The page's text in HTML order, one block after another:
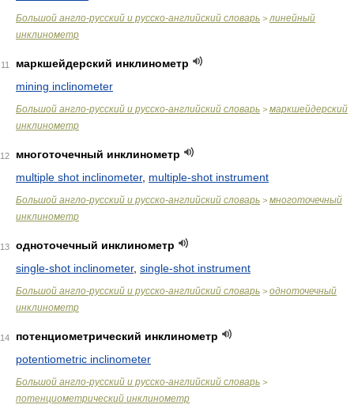
Большой англо-русский и русско-английский словарь > линейный
инклинометр
11
маркшейдерский инклинометр
mining inclinometer
Большой англо-русский и русско-английский словарь > маркшейдерский
инклинометр
12
многоточечный инклинометр
multiple shot inclinometer, multiple-shot instrument
Большой англо-русский и русско-английский словарь > многоточечный
инклинометр
13
одноточечный инклинометр
single-shot inclinometer, single-shot instrument
Большой англо-русский и русско-английский словарь > одноточечный
инклинометр
14
потенциометрический инклинометр
potentiometric inclinometer
Большой англо-русский и русско-английский словарь >
потенциометрический инклинометр